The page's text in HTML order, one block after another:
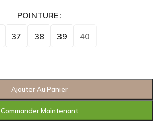
POINTURE
37 38 39 40
Ajouter Au Panier
Commander Maintenant